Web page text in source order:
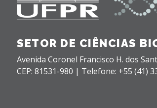
SETOR DE CIÊNCIAS
Avenida Coronel Francisco H. dos
CEP: 81531-980 | Telefone: +55 (41)